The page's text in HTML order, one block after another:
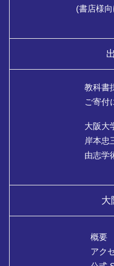
(書店様
教科書
ご寄付
大阪大
岸本忠
由志学
大
概要
アク